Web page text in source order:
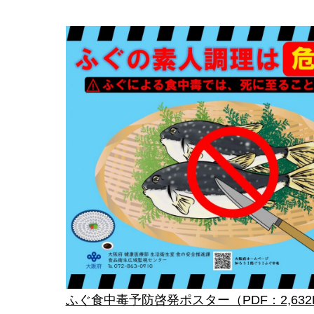
ふぐ食中毒予防啓発ポスター（PDF：